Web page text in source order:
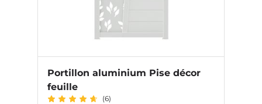
Portillon aluminium Pise décor
feuille
(6)